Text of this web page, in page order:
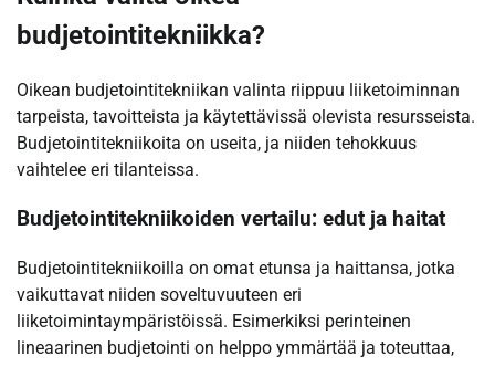
budjetointitekniikka?
Oikean budjetointitekniikan valinta riippuu liiketoiminnan
tarpeista, tavoitteista ja käytettävissä olevista resursseista.
Budjetointitekniikoita on useita, ja niiden tehokkuus
vaihtelee eri tilanteissa.
Budjetointitekniikoiden vertailu: edut ja haitat
Budjetointitekniikoilla on omat etunsa ja haittansa, jotka
vaikuttavat niiden soveltuvuuteen eri
liiketoimintaympäristöissä. Esimerkiksi perinteinen
lineaarinen budjetointi on helppo ymmärtää ja toteuttaa,